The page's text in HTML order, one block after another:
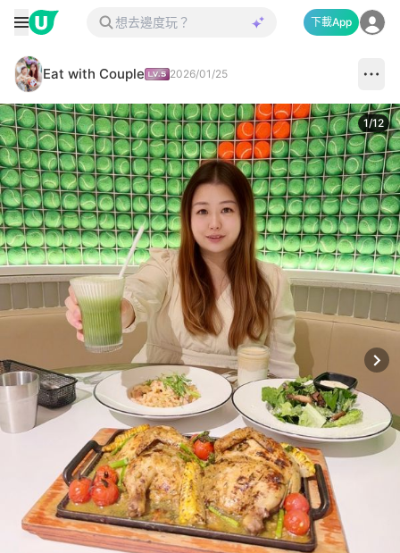
下載App
Eat with Couple 2026/01/25
1/12